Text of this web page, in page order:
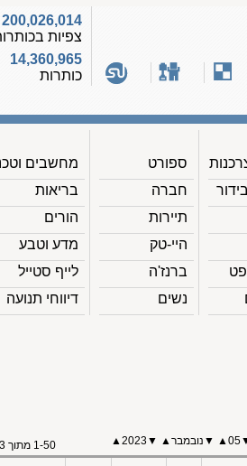
200,026,014
צפיות
14,360,965
כותרות
ספורט
חברה
תיירות
היי-טק
ברנז'ה
נשים
מחשבים
בריאות
הורים
מדע וטבע
לייף סטייל
דיווחי תנועה
05
▲
▼ נובמבר▲
▼
2023
▲ 1-50 מתוך 113